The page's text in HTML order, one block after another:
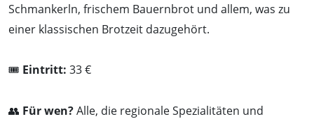
Schmankerln, frischem Bauernbrot und allem, was zu
einer klassischen Brotzeit dazugehört.
🎟️ Eintritt: 33 €
👥 Für wen?Alle, die regionale Spezialitäten und